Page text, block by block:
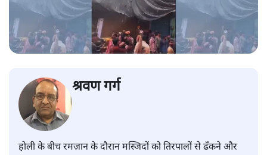
श्रवण गर्ग
होली के बीच रमज़ान के दौरान मस्जिदों को तिरपालों से ढँकने और